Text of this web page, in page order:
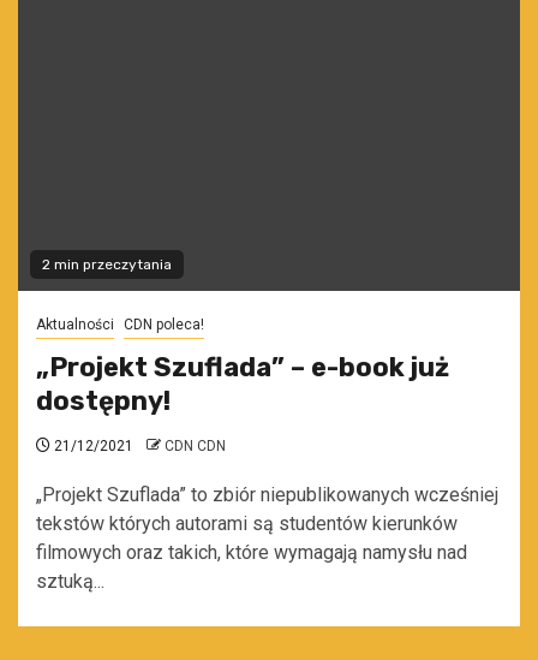
2 min przeczytania
Aktualności CDN poleca!
„Projekt Szuflada” – e-book już
dostępny!
21/12/2021 CDN CDN
„Projekt Szuflada” to zbiór niepublikowanych wcześniej
tekstów których autorami są studentów kierunków
filmowych oraz takich, które wymagają namysłu nad
sztuką...